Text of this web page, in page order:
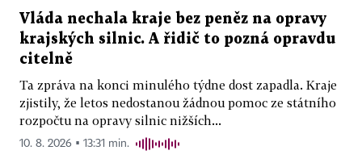
Vláda nechala kraje bez peněz na opravy
krajských silnic. A řidič to pozná opravdu
citelně
Ta zpráva na konci minulého týdne dost zapadla. Kraje
zjistily, že letos nedostanou žádnou pomoc ze státního
rozpočtu na opravy silnic nižších...
10. 8. 2026 ▪ 13:31 min.